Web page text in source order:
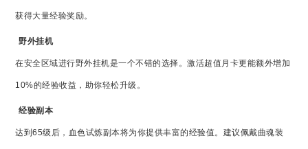
获得大量经验奖励。
野外挂机
在安全区域进行野外挂机是一个不错的选择。激活超值月卡更能额外增加
10%的经验收益，助你轻松升级。
经验副本
达到65级后，血色试炼副本将为你提供丰富的经验值。建议佩戴曲魂装